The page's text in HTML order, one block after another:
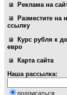
Реклама на
Разместите на
ссылку
Курс рубля к
евро
Карта сайта
Наша рассылка:
подписаться